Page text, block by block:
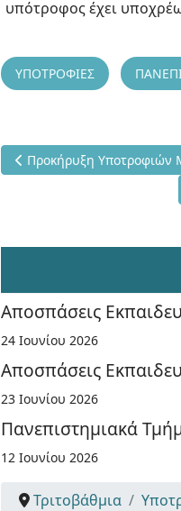
υπότροφος έχει
ΥΠΟΤΡΟΦΙΕΣ
Προηγούμενο άρθρο:
Προκήρυξη Υποτροφιών
Αποσπάσεις
24 Ιουνίου 2026
Αποσπάσεις
23 Ιουνίου 2026
Πανεπιστημιακά
12 Ιουνίου 2026
Τριτοβάθμια